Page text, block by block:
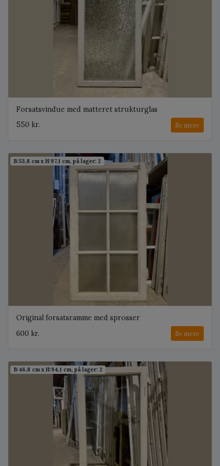
Forsatsvindue med matteret strukturglas
550 kr.
Se mere
B:53,8 cm x H:97,1 cm, på lager: 2
Original forsatsramme med sprosser
600 kr.
Se mere
B:46,8 cm x H:94,1 cm, på lager: 2